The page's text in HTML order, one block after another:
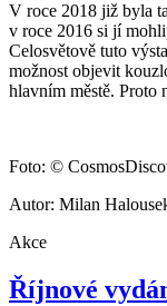
V roce 2018 již byla
v roce 2016 si jí
Celosvětově tuto
možnost objevit
hlavním městě. Proto
Foto: ©
Autor: Milan
Akce
Říjnové